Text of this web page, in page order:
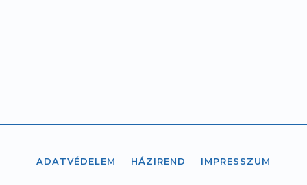
ADATVÉDELEM HÁZIREND IMPRESSZUM